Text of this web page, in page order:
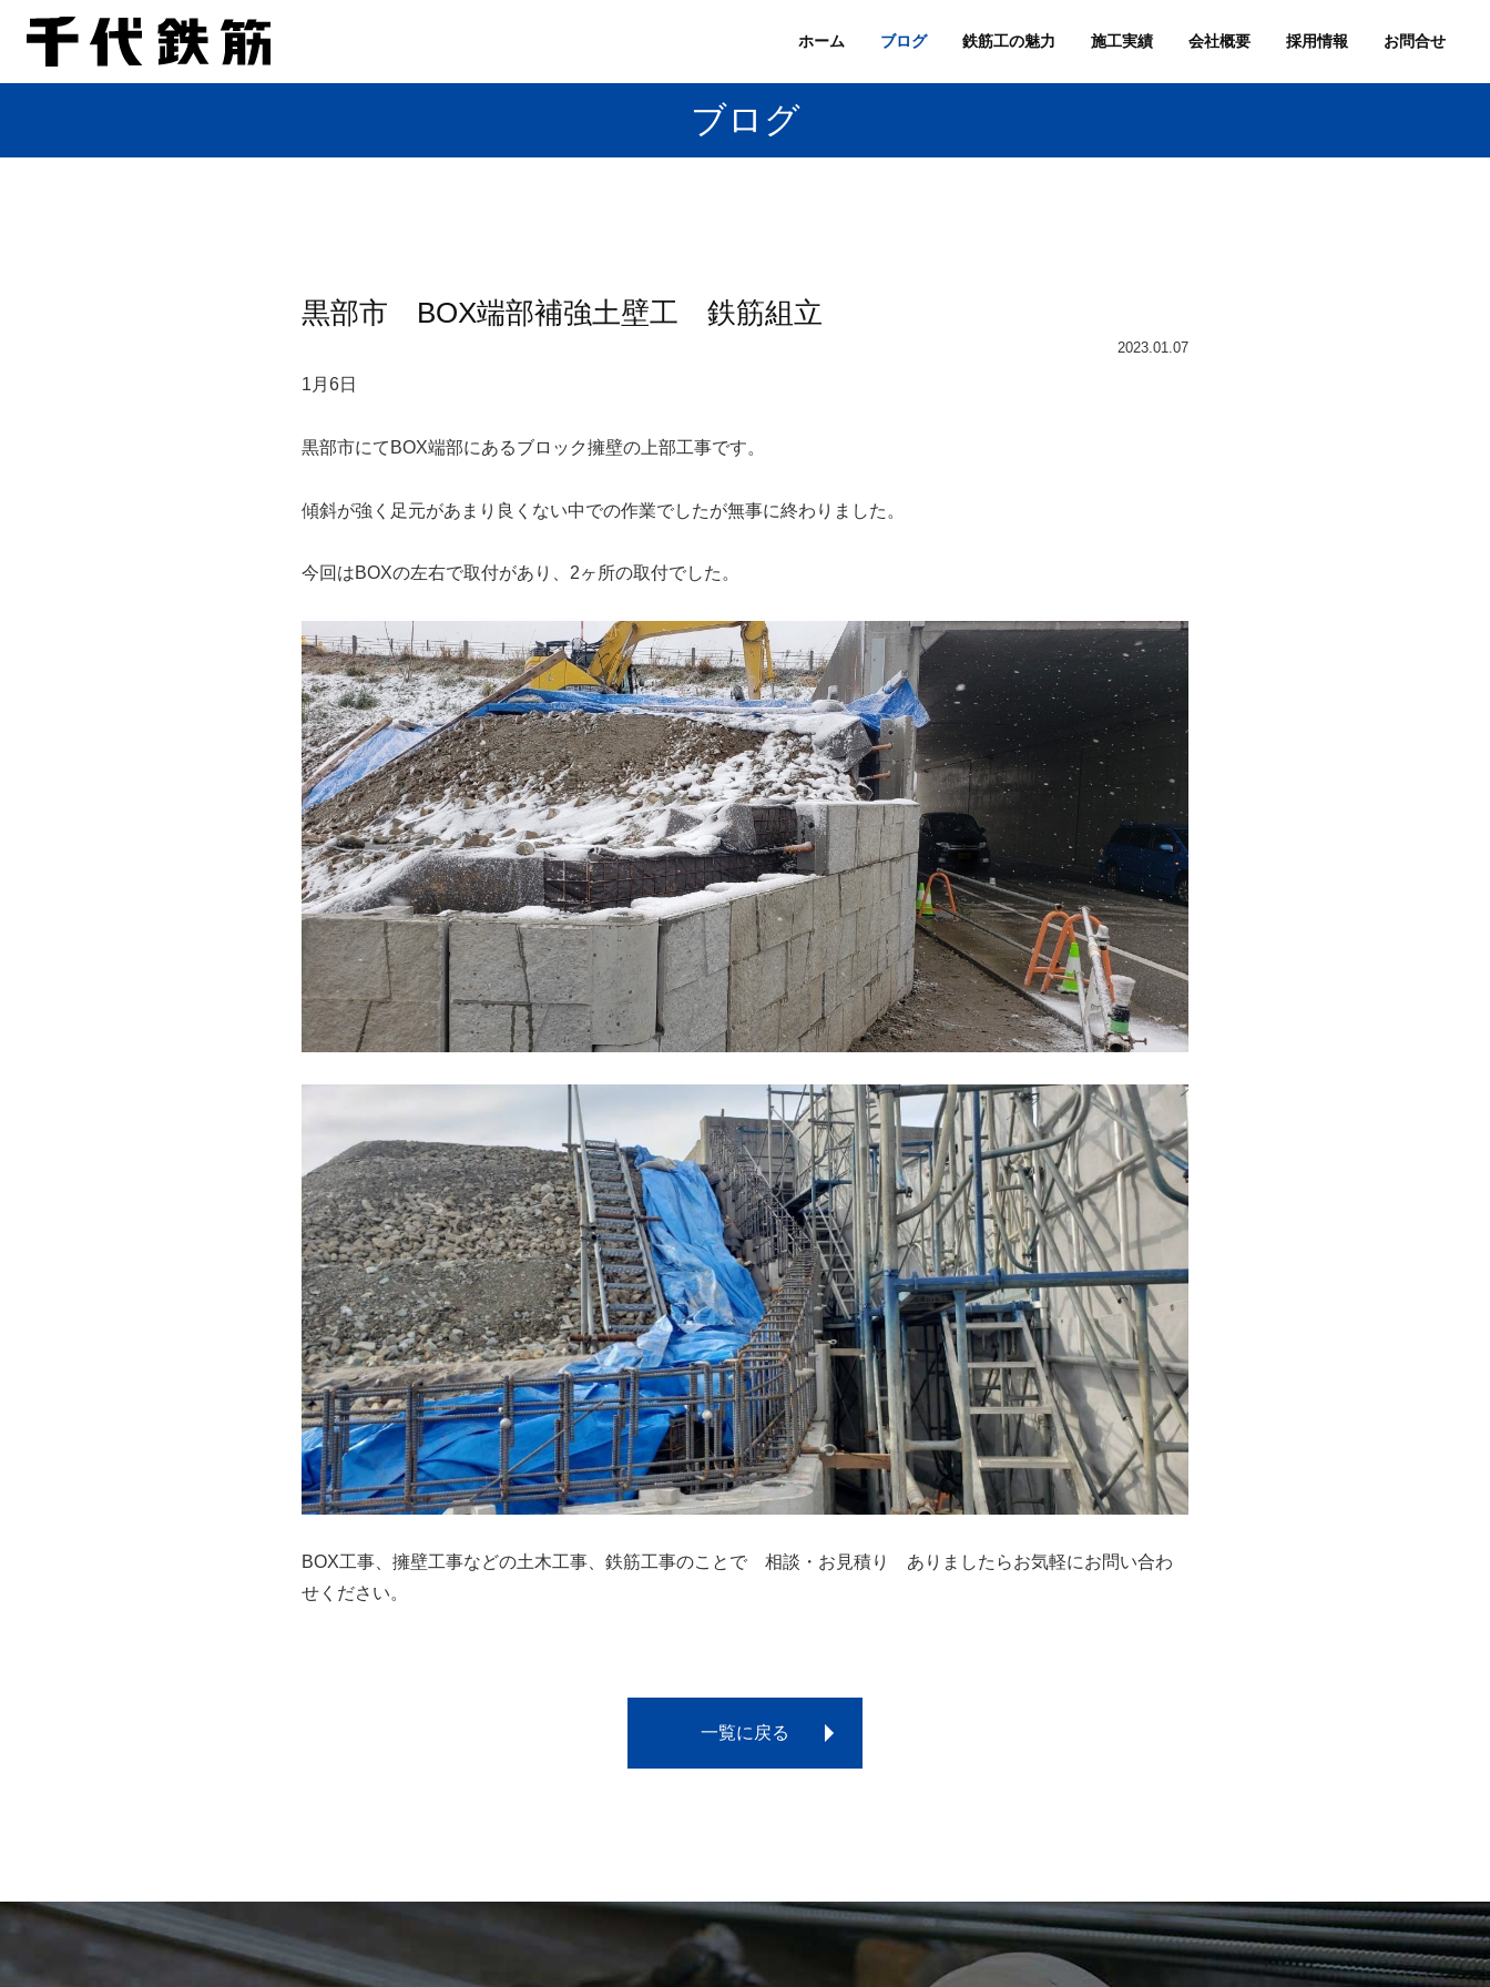
ホーム ブログ 鉄筋工の魅力 施工実績 会社概要 採用情報 お問合せ
ブログ
黒部市 BOX端部補強土壁工 鉄筋組立
2023.01.07
1月6日
黒部市にてBOX端部にあるブロック擁壁の上部工事です。
傾斜が強く足元があまり良くない中での作業でしたが無事に終わりました。
今回はBOXの左右で取付があり、2ヶ所の取付でした。
BOX工事、擁壁工事などの土木工事、鉄筋工事のことで 相談・お見積り ありましたらお気軽にお問い合わ
せください。
一覧に戻る